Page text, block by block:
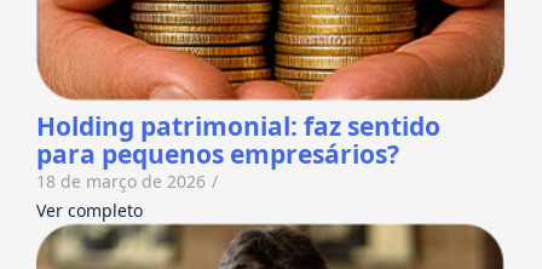
Holding patrimonial: faz sentido
para pequenos empresários?
18 de março de 2026 /
Ver completo